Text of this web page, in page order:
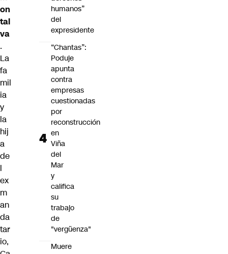
on
tal
va
.
La
fa
mil
ia
y
la
hij
a
de
l
ex
m
an
da
tar
io,
humanos”
del
expresidente
“Chantas”:
Poduje
apunta
contra
empresas
cuestionadas
por
reconstrucción
en
Viña
del
Mar
y
califica
su
trabajo
de
"vergüenza"
Muere